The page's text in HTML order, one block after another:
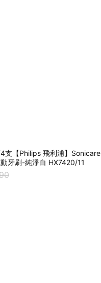
支【Philips 飛利浦】Sonicare
牙刷-純淨白 HX7420/11